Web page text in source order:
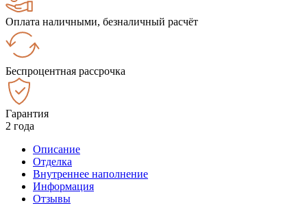
Оплата наличными, безналичный расчёт
Беспроцентная рассрочка
Гарантия
2 года
Описание
Отделка
Внутреннее наполнение
Информация
Отзывы